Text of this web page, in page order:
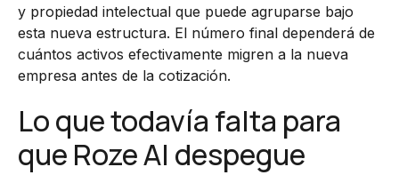
y propiedad intelectual que puede agruparse bajo
esta nueva estructura. El número final dependerá de
cuántos activos efectivamente migren a la nueva
empresa antes de la cotización.
Lo que todavía falta para
que Roze AI despegue